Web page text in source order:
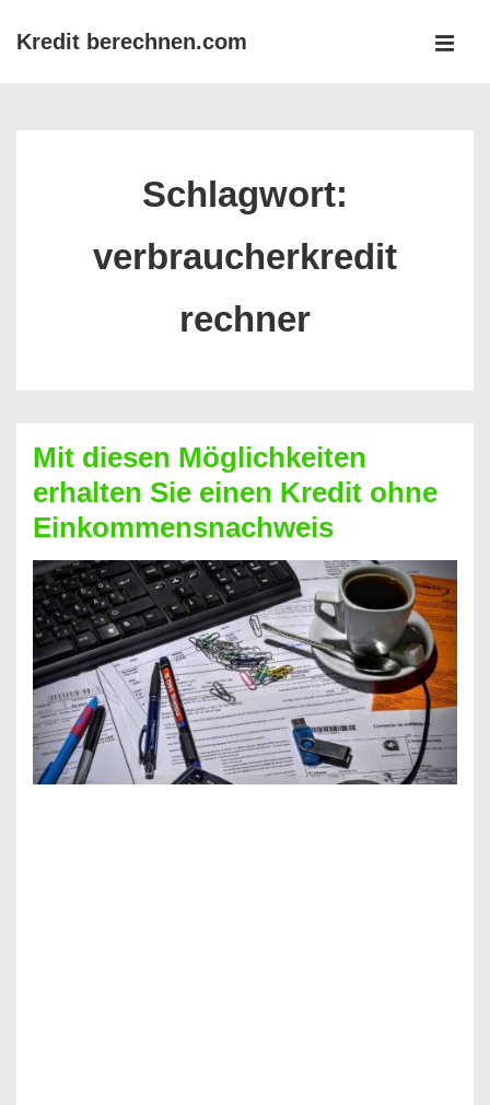
ZumKredit berechnen.com
Schlagwort:
verbraucherkredit
rechner
Mit diesen Möglichkeiten
erhalten Sie einen Kredit ohne
Einkommensnachweis